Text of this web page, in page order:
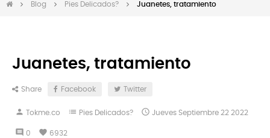
Blog Pies Delicados? Juanetes, tratamiento
Juanetes, tratamiento
Share Facebook Twitter
person Tokme.co list Pies Delicados?  Jueves Septiembre 22 2022
comment 0 favorite 6932